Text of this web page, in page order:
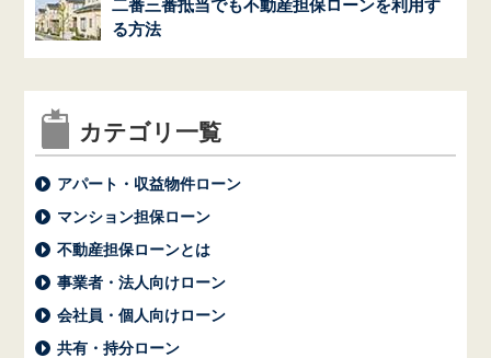
二番三番抵当でも不動産担保ローンを利用す
る方法
カテゴリ一覧
アパート・収益物件ローン
マンション担保ローン
不動産担保ローンとは
事業者・法人向けローン
会社員・個人向けローン
共有・持分ローン